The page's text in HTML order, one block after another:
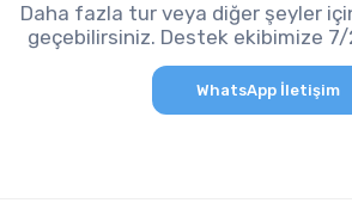
Daha fazla tur veya diğer şeyler
geçebilirsiniz. Destek ekibimize
WhatsApp İletişim